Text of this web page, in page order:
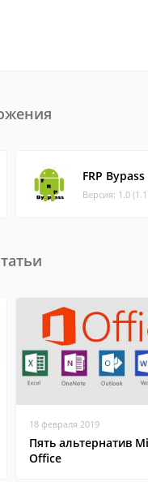
FRP Bypass
Версия: 1.0
18 февраля 2019
Пять альтернатив
Office